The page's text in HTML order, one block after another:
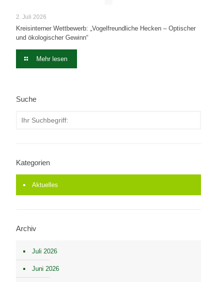
2. Juli 2026
Kreisinterner Wettbewerb: „Vogelfreundliche Hecken – Optischer
und ökologischer Gewinn“
Mehr lesen
Suche
Kategorien
Aktuelles
Archiv
Juli 2026
Juni 2026